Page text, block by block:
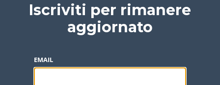
Iscriviti per rimanere
aggiornato
EMAIL